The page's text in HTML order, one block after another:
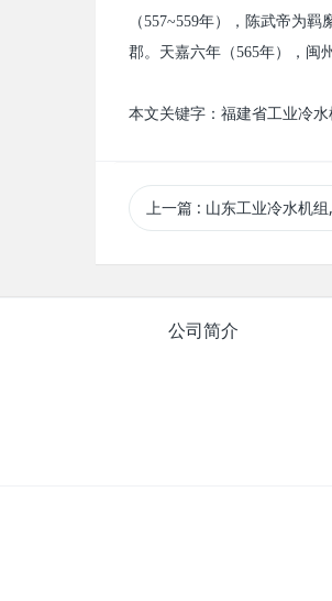
（557~559年），陈武帝为羁
郡。天嘉六年（565年），闽
本文关键字： 福建省工业冷水
上一篇 : 山东工业冷水机
公司简介